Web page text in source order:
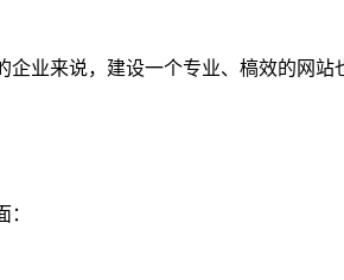
业来说，建设一个专业、槁效的网